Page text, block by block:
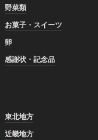
野菜類
お菓子・スイーツ
卵
感謝状・記念品
東北地方
近畿地方